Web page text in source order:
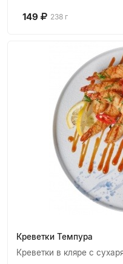
149 238 г
Креветки Темпура
Креветки в кляре с